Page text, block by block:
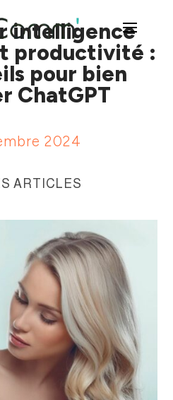
intelligence
productivité :
pour bien
ChatGPT
2024
ARTICLES